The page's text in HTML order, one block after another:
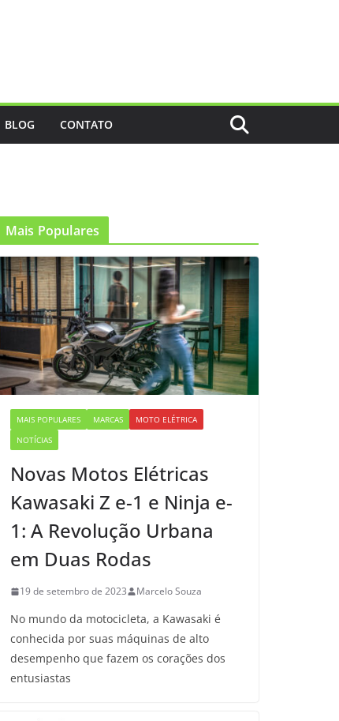
BLOG CONTATO
Mais Populares
MAIS POPULARES MARCAS
MOTO ELÉTRICA
NOTÍCIAS
Novas Motos Elétricas
Kawasaki Z e-1 e Ninja e-
1: A Revolução Urbana
em Duas Rodas
19 de setembro de 2023 Marcelo Souza
No mundo da motocicleta, a Kawasaki é
conhecida por suas máquinas de alto
desempenho que fazem os corações dos
entusiastas